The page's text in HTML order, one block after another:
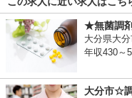
★無菌調
大分県大
年収430～
大分市☆